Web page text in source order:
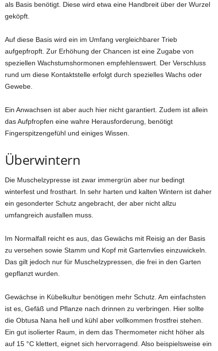
als Basis benötigt. Diese wird etwa eine Handbreit über der Wurzel
geköpft.
Auf diese Basis wird ein im Umfang vergleichbarer Trieb
aufgepfropft. Zur Erhöhung der Chancen ist eine Zugabe von
speziellen Wachstumshormonen empfehlenswert. Der Verschluss
rund um diese Kontaktstelle erfolgt durch spezielles Wachs oder
Gewebe.
Ein Anwachsen ist aber auch hier nicht garantiert. Zudem ist allein
das Aufpfropfen eine wahre Herausforderung, benötigt
Fingerspitzengefühl und einiges Wissen.
Überwintern
Die Muschelzypresse ist zwar immergrün aber nur bedingt
winterfest und frosthart. In sehr harten und kalten Wintern ist daher
ein gesonderter Schutz angebracht, der aber nicht allzu
umfangreich ausfallen muss.
Im Normalfall reicht es aus, das Gewächs mit Reisig an der Basis
zu versehen sowie Stamm und Kopf mit Gartenvlies einzuwickeln.
Das gilt jedoch nur für Muschelzypressen, die frei in den Garten
gepflanzt wurden.
Gewächse in Kübelkultur benötigen mehr Schutz. Am einfachsten
ist es, Gefäß und Pflanze nach drinnen zu verbringen. Hier sollte
die Obtusa Nana hell und kühl aber vollkommen frostfrei stehen.
Ein gut isolierter Raum, in dem das Thermometer nicht höher als
auf 15 °C klettert, eignet sich hervorragend. Also beispielsweise ein